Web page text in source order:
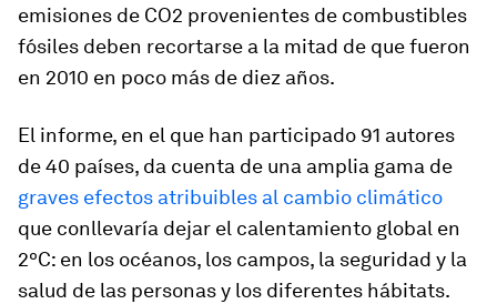
emisiones de CO2 provenientes de combustibles
fósiles deben recortarse a la mitad de que fueron
en 2010 en poco más de diez años.
El informe, en el que han participado 91 autores
de 40 países, da cuenta de una amplia gama de
graves efectos atribuibles al cambio climático
que conllevaría dejar el calentamiento global en
2ºC: en los océanos, los campos, la seguridad y la
salud de las personas y los diferentes hábitats.